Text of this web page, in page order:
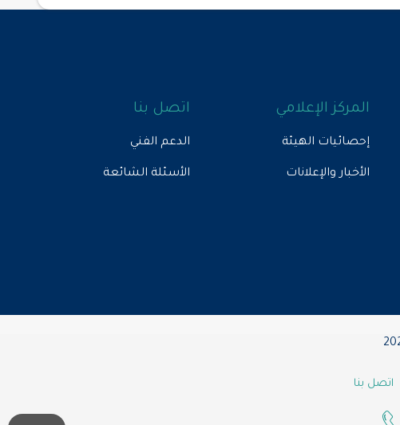
المركز الإعلامي
إحصائيات الهيئة
الأخبار والإعلانات
اتصل بنا
الدعم الفني
الأسئلة الشائعة
اتصل بنا